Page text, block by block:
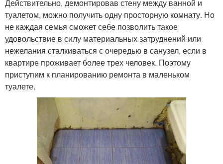
Действительно, демонтировав стену между ванной и
туалетом, можно получить одну просторную комнату. Но
не каждая семья сможет себе позволить такое
удовольствие в силу материальных затруднений или
нежелания сталкиваться с очередью в санузел, если в
квартире проживает более трех человек. Поэтому
приступим к планированию ремонта в маленьком
туалете.